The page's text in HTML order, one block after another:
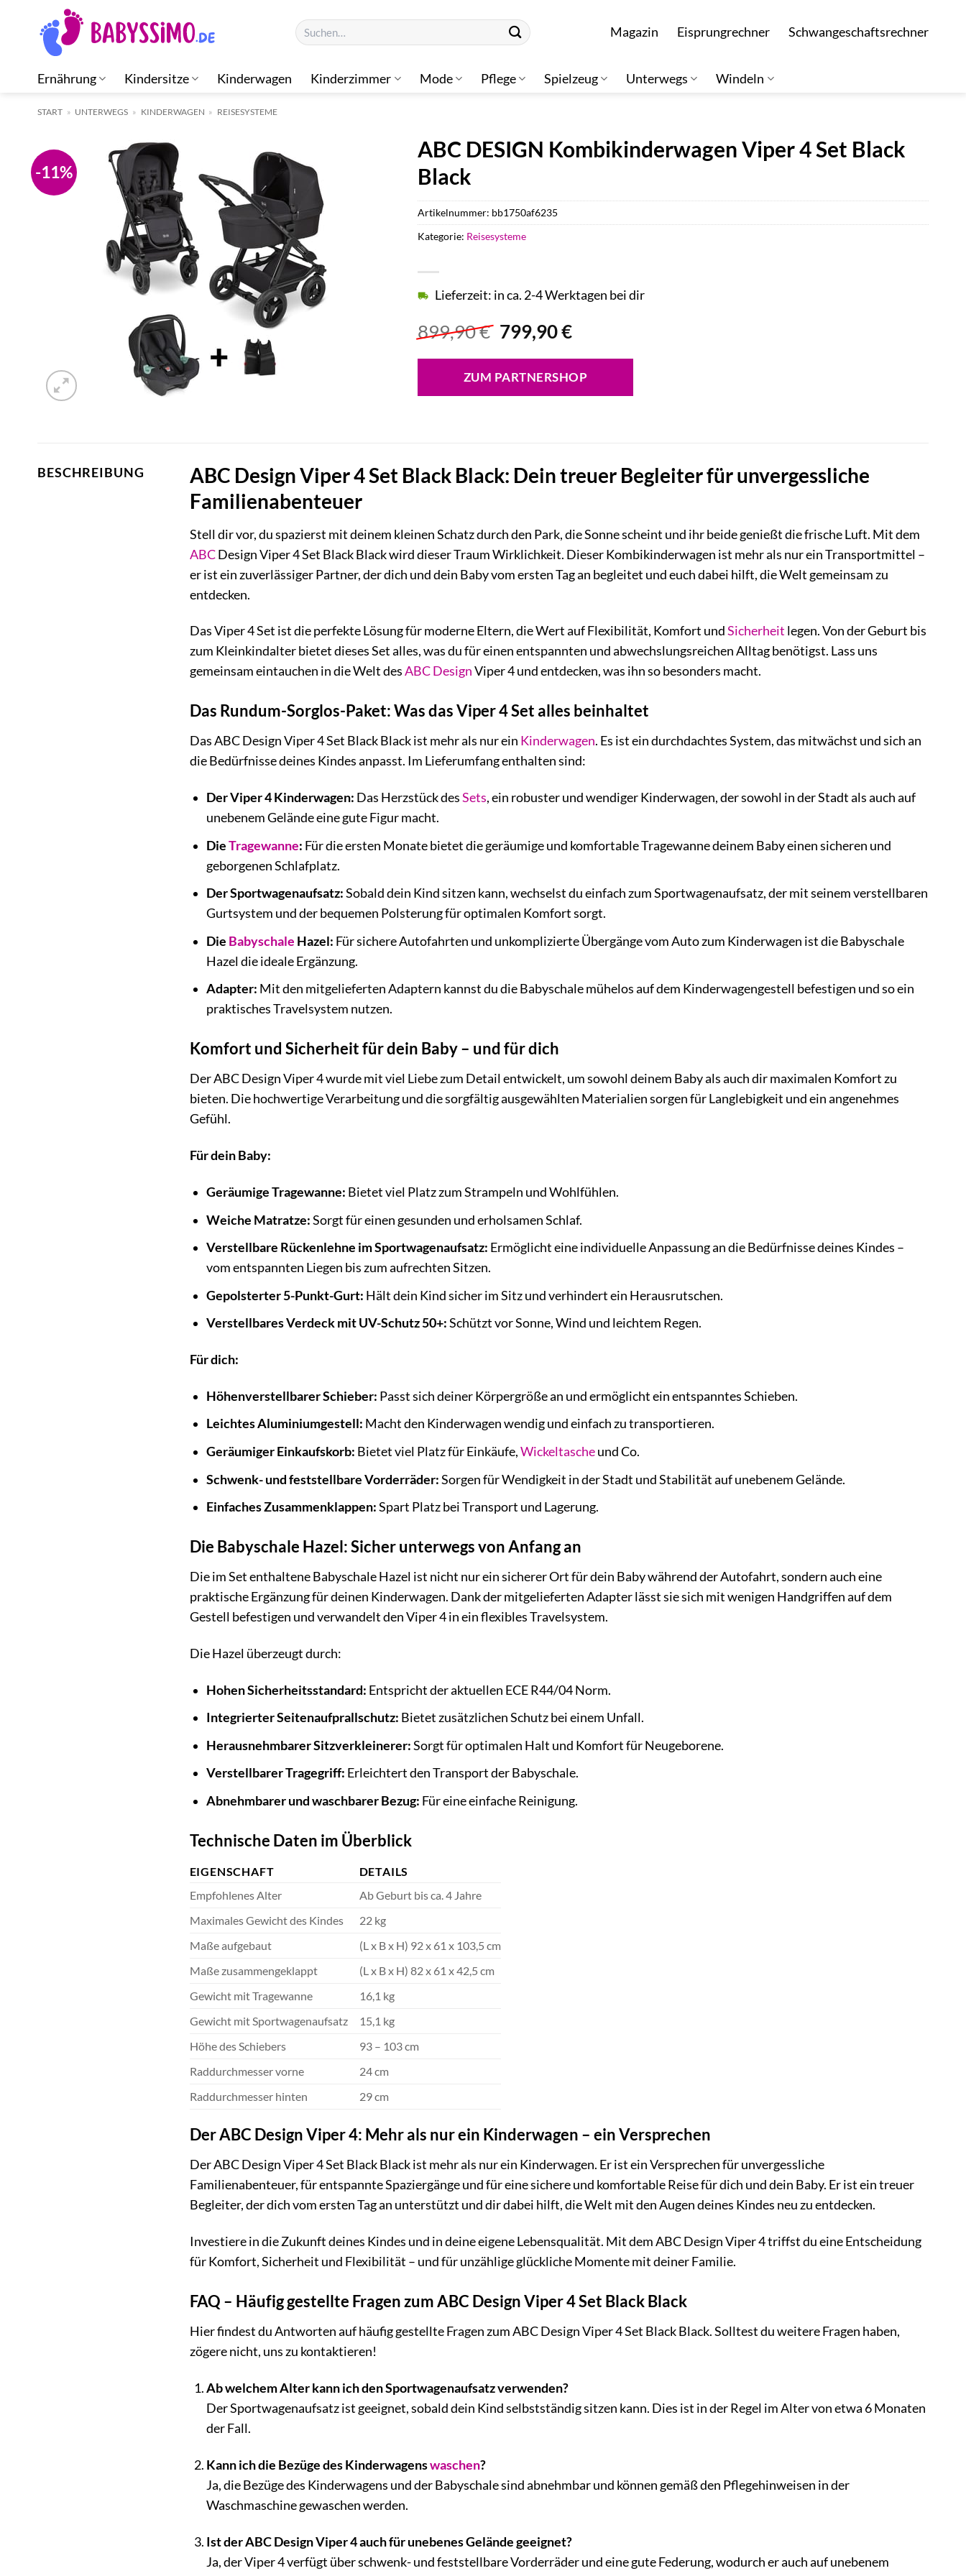
springen
Suchen
nach:
Magazin Eisprungrechner Schwangeschaftsrechner
Ernährung Kindersitze Kinderwagen Kinderzimmer Mode Pflege Spielzeug Unterwegs Windeln
START » UNTERWEGS » KINDERWAGEN » REISESYSTEME
-11%
ABC DESIGN Kombikinderwagen Viper 4 Set Black
Black
899,90€ Ursprünglicher
Preis
war:
899,90 €
799,90€Aktueller
ist:
799,90 €.
Lieferzeit: in ca. 2-4 Werktagen bei dir
ZUM PARTNERSHOP
Artikelnummer: bb1750af6235
Kategorie: Reisesysteme
BESCHREIBUNG
ABC Design Viper 4 Set Black Black: Dein treuer Begleiter für unvergessliche
Familienabenteuer
Stell dir vor, du spazierst mit deinem kleinen Schatz durch den Park, die Sonne scheint und ihr beide genießt die frische Luft. Mit dem
ABCDesign Viper 4 Set Black Black wird dieser Traum Wirklichkeit. Dieser Kombikinderwagen ist mehr als nur ein Transportmittel –
er ist ein zuverlässiger Partner, der dich und dein Baby vom ersten Tag an begleitet und euch dabei hilft, die Welt gemeinsam zu
entdecken.
Das Viper 4 Set ist die perfekte Lösung für moderne Eltern, die Wert auf Flexibilität, Komfort undSicherheit legen. Von der Geburt bis
zum Kleinkindalter bietet dieses Set alles, was du für einen entspannten und abwechslungsreichen Alltag benötigst. Lass uns
gemeinsam eintauchen in die Welt desABC DesignViper 4 und entdecken, was ihn so besonders macht.
Das Rundum-Sorglos-Paket: Was das Viper 4 Set alles beinhaltet
Das ABC Design Viper 4 Set Black Black ist mehr als nur ein Kinderwagen. Es ist ein durchdachtes System, das mitwächst und sich an
die Bedürfnisse deines Kindes anpasst. Im Lieferumfang enthalten sind:
Der Viper 4 Kinderwagen: Das Herzstück desSets, ein robuster und wendiger Kinderwagen, der sowohl in der Stadt als auch auf
unebenem Gelände eine gute Figur macht.
DieTragewanne: Für die ersten Monate bietet die geräumige und komfortable Tragewanne deinem Baby einen sicheren und
geborgenen Schlafplatz.
Der Sportwagenaufsatz:Sobald dein Kind sitzen kann, wechselst du einfach zum Sportwagenaufsatz, der mit seinem verstellbaren
Gurtsystem und der bequemen Polsterung für optimalen Komfort sorgt.
Die Babyschale Hazel: Für sichere Autofahrten und unkomplizierte Übergänge vom Auto zum Kinderwagen ist die Babyschale
Hazel die ideale Ergänzung.
Adapter: Mit den mitgelieferten Adaptern kannst du die Babyschale mühelos auf dem Kinderwagengestell befestigen und so ein
praktisches Travelsystem nutzen.
Komfort und Sicherheit für dein Baby – und für dich
Der ABC Design Viper 4 wurde mit viel Liebe zum Detail entwickelt, um sowohl deinem Baby als auch dir maximalen Komfort zu
bieten. Die hochwertige Verarbeitung und die sorgfältig ausgewählten Materialien sorgen für Langlebigkeit und ein angenehmes
Gefühl.
Für dein Baby:
Geräumige Tragewanne: Bietet viel Platz zum Strampeln und Wohlfühlen.
Weiche Matratze:Sorgt für einen gesunden und erholsamen Schlaf.
Verstellbare Rückenlehne im Sportwagenaufsatz: Ermöglicht eine individuelle Anpassung an die Bedürfnisse deines Kindes –
vom entspannten Liegen bis zum aufrechten Sitzen.
Gepolsterter 5-Punkt-Gurt: Hält dein Kind sicher im Sitz und verhindert ein Herausrutschen.
Verstellbares Verdeck mit UV-Schutz 50+:Schützt vor Sonne, Wind und leichtem Regen.
Für dich:
Höhenverstellbarer Schieber: Passt sich deiner Körpergröße an und ermöglicht ein entspanntes Schieben.
Leichtes Aluminiumgestell: Macht den Kinderwagen wendig und einfach zu transportieren.
Geräumiger Einkaufskorb: Bietet viel Platz für Einkäufe,Wickeltascheund Co.
Schwenk- und feststellbare Vorderräder:Sorgen für Wendigkeit in der Stadt und Stabilität auf unebenem Gelände.
Einfaches Zusammenklappen:Spart Platz bei Transport und Lagerung.
Die Babyschale Hazel: Sicher unterwegs von Anfang an
Die im Set enthaltene Babyschale Hazel ist nicht nur ein sicherer Ort für dein Baby während der Autofahrt, sondern auch eine
praktische Ergänzung für deinen Kinderwagen. Dank der mitgelieferten Adapter lässt sie sich mit wenigen Handgriffen auf dem
Gestell befestigen und verwandelt den Viper 4 in ein flexibles Travelsystem.
Die Hazel überzeugt durch:
Hohen Sicherheitsstandard: Entspricht der aktuellen ECE R44/04 Norm.
Integrierter Seitenaufprallschutz: Bietet zusätzlichen Schutz bei einem Unfall.
Herausnehmbarer Sitzverkleinerer:Sorgt für optimalen Halt und Komfort für Neugeborene.
Verstellbarer Tragegriff: Erleichtert den Transport der Babyschale.
Abnehmbarer und waschbarer Bezug: Für eine einfache Reinigung.
Technische Daten im Überblick
EIGENSCHAFT
DETAILS
Empfohlenes Alter
Ab Geburt bis ca. 4 Jahre
Maximales Gewicht des Kindes
22 kg
Maße aufgebaut
(L x B x H) 92 x 61 x 103,5 cm
Maße zusammengeklappt
(L x B x H) 82 x 61 x 42,5 cm
Gewicht mit Tragewanne
16,1 kg
Gewicht mit Sportwagenaufsatz
15,1 kg
Höhe des Schiebers
93 – 103 cm
Raddurchmesser vorne
24 cm
Raddurchmesser hinten
29 cm
Der ABC Design Viper 4: Mehr als nur ein Kinderwagen – ein Versprechen
Der ABC Design Viper 4 Set Black Black ist mehr als nur ein Kinderwagen. Er ist ein Versprechen für unvergessliche
Familienabenteuer, für entspannte Spaziergänge und für eine sichere und komfortable Reise für dich und dein Baby. Er ist ein treuer
Begleiter, der dich vom ersten Tag an unterstützt und dir dabei hilft, die Welt mit den Augen deines Kindes neu zu entdecken.
Investiere in die Zukunft deines Kindes und in deine eigene Lebensqualität. Mit dem ABC Design Viper 4 triffst du eine Entscheidung
für Komfort, Sicherheit und Flexibilität – und für unzählige glückliche Momente mit deiner Familie.
FAQ – Häufig gestellte Fragen zum ABC Design Viper 4 Set Black Black
Hier findest du Antworten auf häufig gestellte Fragen zum ABC Design Viper 4 Set Black Black. Solltest du weitere Fragen haben,
zögere nicht, uns zu kontaktieren!
Ab welchem Alter kann ich den Sportwagenaufsatz verwenden?
Der Sportwagenaufsatz ist geeignet, sobald dein Kind selbstständig sitzen kann. Dies ist in der Regel im Alter von etwa 6 Monaten
der Fall.
Kann ich die Bezüge des Kinderwagenswaschen?
Ja, die Bezüge des Kinderwagens und der Babyschale sind abnehmbar und können gemäß den Pflegehinweisen in der
Waschmaschine gewaschen werden.
Ist der ABC Design Viper 4 auch für unebenes Gelände geeignet?
Ja, der Viper 4 verfügt über schwenk- und feststellbare Vorderräder und eine gute Federung, wodurch er auch auf unebenem